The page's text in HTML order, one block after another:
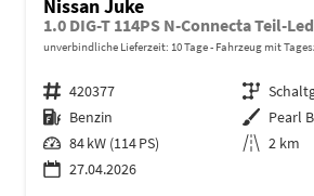
Nissan Juke
unverbindliche Lieferzeit: 10 Tage Fahrzeug mit
Fahrzeugnr. 420377 Getriebe
Kraftstoff Benzin Außenfarbe Pearl
Leistung 84 kW (114 PS) Kilometerstand 2 km
27.04.2026